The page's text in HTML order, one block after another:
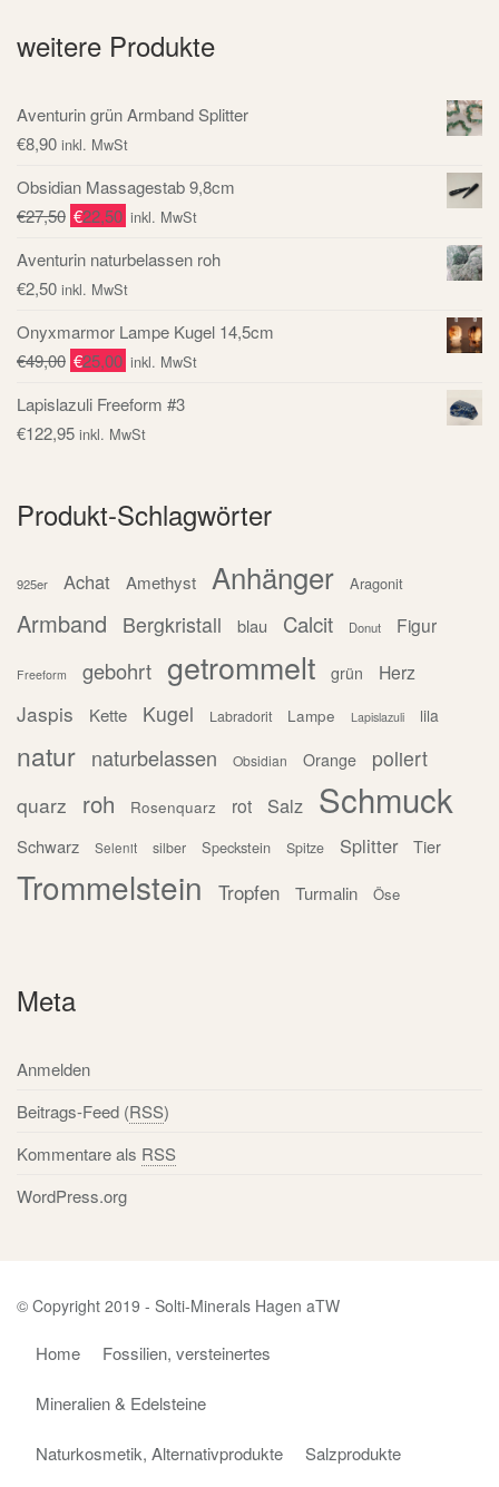
weitere Produkte
Aventurin grün Armband Splitter
€8,90 inkl. MwSt
Obsidian Massagestab 9,8cm
€27,50 €22,50 inkl. MwSt
Aventurin naturbelassen roh
€2,50 inkl. MwSt
Onyxmarmor Lampe Kugel 14,5cm
€49,00 €25,00 inkl. MwSt
Lapislazuli Freeform #3
€122,95 inkl. MwSt
Produkt-Schlagwörter
925er Achat Amethyst Anhänger Aragonit
Armband Bergkristall blau Calcit Donut Figur
Freeform gebohrt getrommelt grün Herz
Jaspis Kette Kugel Labradorit Lampe Lapislazuli lila
natur naturbelassen Obsidian Orange
poliert
quarz
roh Rosenquarz rot Salz Schmuck
Schwarz Selenit silber Speckstein Spitze Splitter Tier
Trommelstein Tropfen Turmalin Öse
Meta
Anmelden
Beitrags-Feed (RSS)
Kommentare als RSS
WordPress.org
© Copyright 2019 - Solti-Minerals Hagen aTW
Home Fossilien, versteinertes
Mineralien & Edelsteine
Naturkosmetik, Alternativprodukte Salzprodukte